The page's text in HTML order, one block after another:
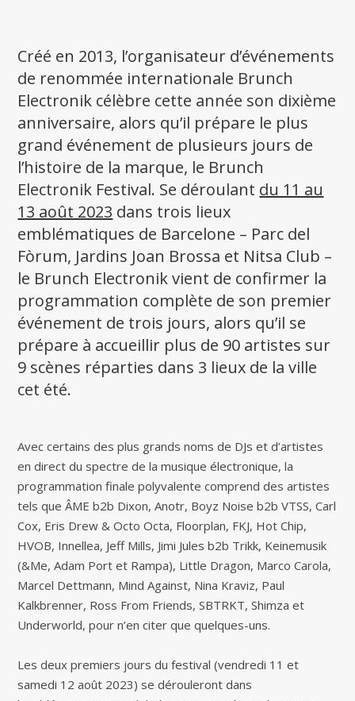
Créé en 2013, l’organisateur d’événements
de renommée internationale Brunch
Electronik célèbre cette année son dixième
anniversaire, alors qu’il prépare le plus
grand événement de plusieurs jours de
l’histoire de la marque, le Brunch
Electronik Festival. Se déroulant du 11 au
13 août 2023 dans trois lieux
emblématiques de Barcelone – Parc del
Fòrum, Jardins Joan Brossa et Nitsa Club –
le Brunch Electronik vient de confirmer la
programmation complète de son premier
événement de trois jours, alors qu’il se
prépare à accueillir plus de 90 artistes sur
9 scènes réparties dans 3 lieux de la ville
cet été.
Avec certains des plus grands noms de DJs et d’artistes
en direct du spectre de la musique électronique, la
programmation finale polyvalente comprend des artistes
tels que ÂME b2b Dixon, Anotr, Boyz Noise b2b VTSS, Carl
Cox, Eris Drew & Octo Octa, Floorplan, FKJ, Hot Chip,
HVOB, Innellea, Jeff Mills, Jimi Jules b2b Trikk, Keinemusik
(&Me, Adam Port et Rampa), Little Dragon, Marco Carola,
Marcel Dettmann, Mind Against, Nina Kraviz, Paul
Kalkbrenner, Ross From Friends, SBTRKT, Shimza et
Underworld, pour n’en citer que quelques-uns.
Les deux premiers jours du festival (vendredi 11 et
samedi 12 août 2023) se dérouleront dans